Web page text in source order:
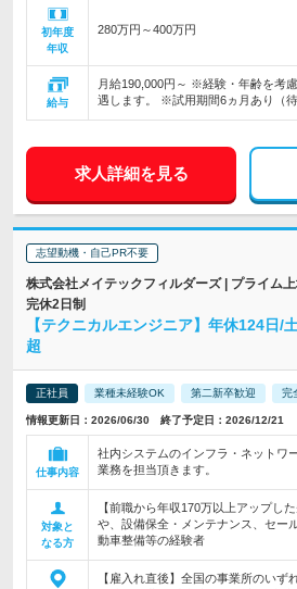
初年度
年収
280万円～400万円
給与
月給190,000円～ ※経験・年齢を考
遇します。 ※試用期間6ヵ月あり（
求人詳細を見る
志望動機・自己PR不要
株式会社メイテックフィルダーズ | プライム
完休2日制
【テクニカルエンジニア】年休124日/
超
正社員 業種未経験OK 第二新卒歓迎 完
情報更新日：2026/06/30 終了予定日：2026/12/21
仕事内容
社内システムのインフラ・ネットワ
業務を担当頂きます。
対象と
なる方
【前職から年収170万以上アップし
や、設備保全・メンテナンス、セー
動車整備等の経験者
【雇入れ直後】全国の事業所のいず